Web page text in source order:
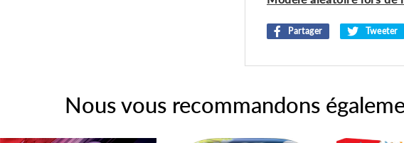
Partager
Partager
Tweeter
Nous vous recommandons